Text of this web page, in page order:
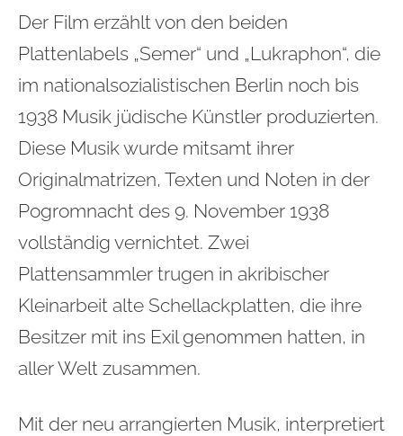
Der Film erzählt von den beiden
Plattenlabels „Semer“ und „Lukraphon“, die
im nationalsozialistischen Berlin noch bis
1938 Musik jüdische Künstler produzierten.
Diese Musik wurde mitsamt ihrer
Originalmatrizen, Texten und Noten in der
Pogromnacht des 9. November 1938
vollständig vernichtet. Zwei
Plattensammler trugen in akribischer
Kleinarbeit alte Schellackplatten, die ihre
Besitzer mit ins Exil genommen hatten, in
aller Welt zusammen.
Mit der neu arrangierten Musik, interpretiert